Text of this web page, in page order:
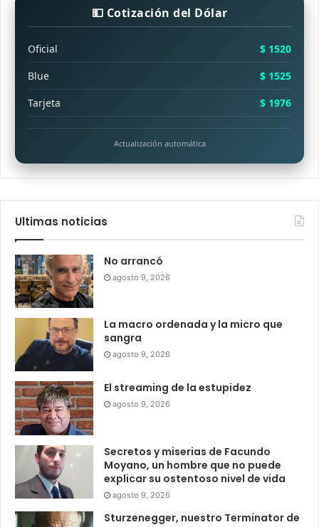
💵 Cotización del Dólar
Oficial
$ 1520
Blue
$ 1525
Tarjeta
$ 1976
Actualización automática
Ultimas noticias
No arrancó
agosto 9, 2026
La macro ordenada y la micro que
sangra
agosto 9, 2026
El streaming de la estupidez
agosto 9, 2026
Secretos y miserias de Facundo
Moyano, un hombre que no puede
explicar su ostentoso nivel de vida
agosto 9, 2026
Sturzenegger, nuestro Terminator de